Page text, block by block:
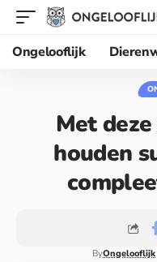
Ongelooflijk
Met
houden
ByOngelooflijk